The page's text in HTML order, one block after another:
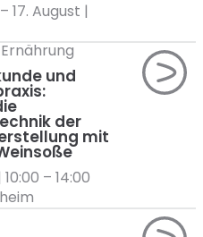
– 17. August |
und
der
mit
Ernährung
– 14:00